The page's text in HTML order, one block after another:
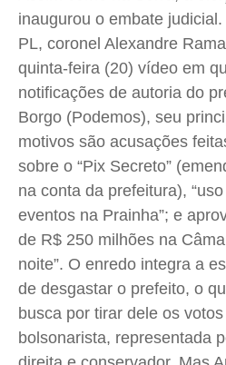
Quem Somos
Expediente
Contato
Anuncie
Privacidade
Quem Somos
Expediente
Contato
Anuncie
Privacidade
Quem Somos
Expediente
Contato
Anuncie
Privacidade
Quem Somos
Expediente
Contato
Anuncie
Privacidade
inaugurou o embate
PL, coronel Alexandre
quinta-feira (20) vídeo em
notificações de autoria do
Borgo (Podemos), seu
motivos são acusações
sobre o “Pix Secreto”
na conta da prefeitura),
eventos na Prainha”; e
de R$ 250 milhões na
noite”. O enredo integra a
de desgastar o prefeito, o
busca por tirar dele os
bolsonarista, representada